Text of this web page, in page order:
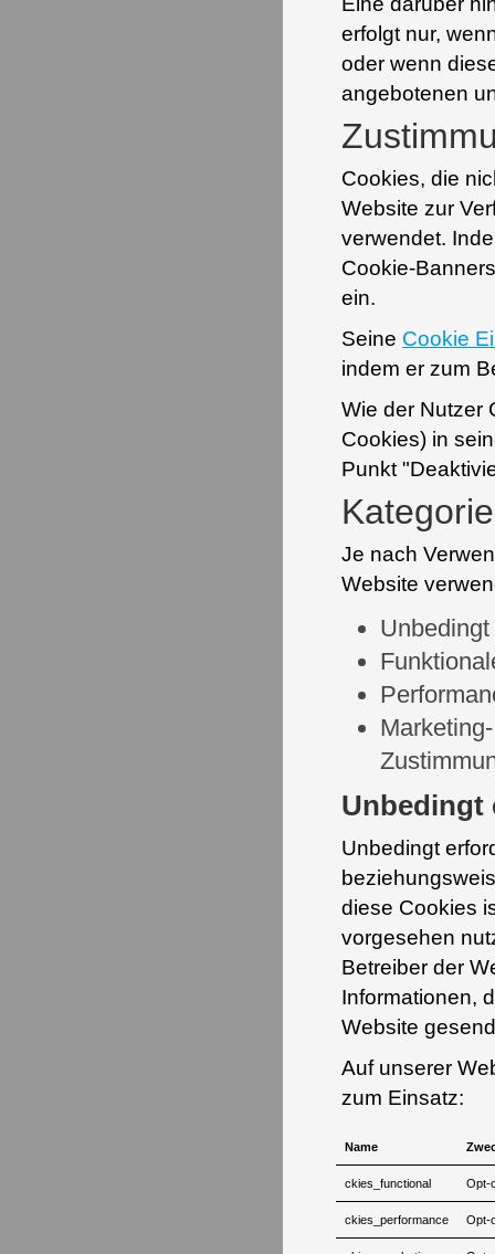
erfolgt nur,
oder wenn
angebotenen
Cookies, die
Website zur
verwendet.
Cookie-
ein.
Seine Cookie
indem er zum
Wie der Nutzer
Cookies) in
Punkt
Je nach
Website
Unbedingt
Unbedingt
diese Cookies
vorgesehen
Betreiber der
Informationen,
Website
Auf unserer
zum Einsatz:
Name
ckies_functional Opt-
ckies_performance Opt-